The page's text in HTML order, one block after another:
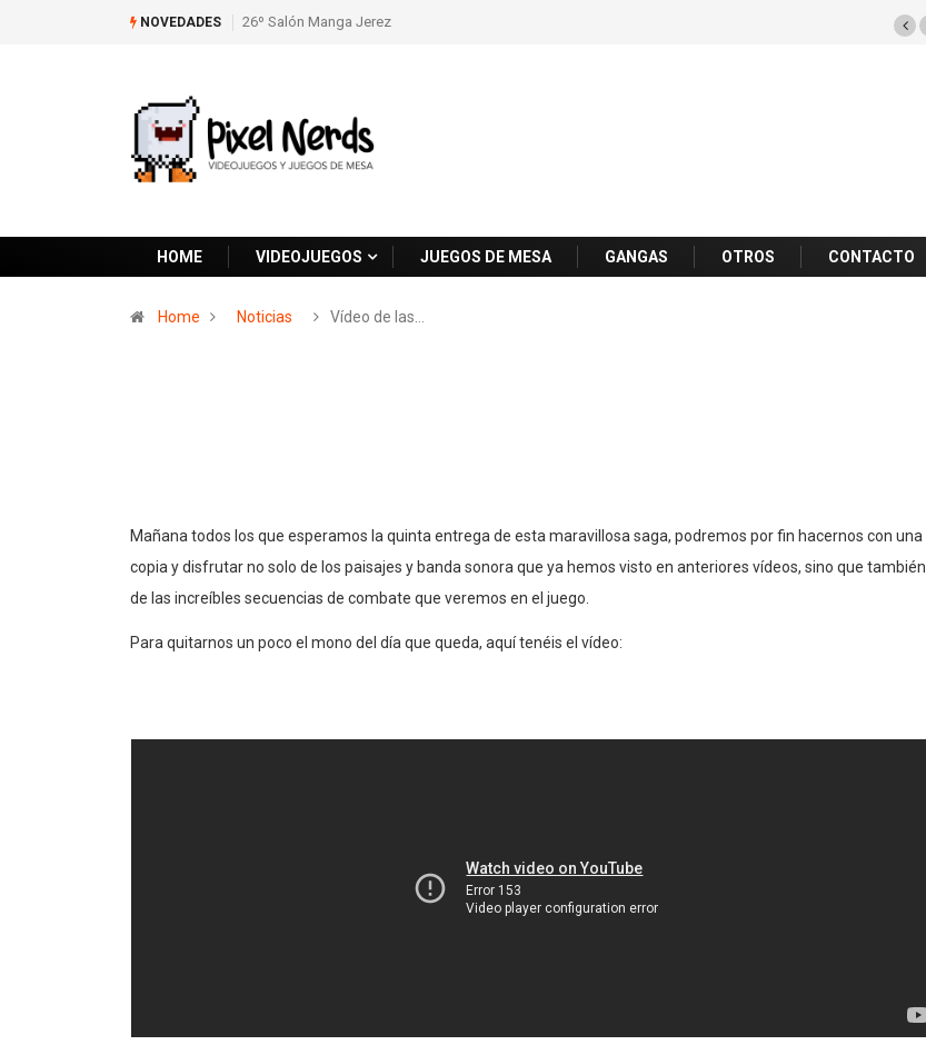
NOVEDADES 26º Salón Manga Jerez
HOME VIDEOJUEGOS JUEGOS DE MESA GANGAS OTROS CONTACTO
Home Noticias Vídeo de las…
Mañana todos los que esperamos la quinta entrega de esta maravillosa saga, podremos por fin hacernos con una
copia y disfrutar no solo de los paisajes y banda sonora que ya hemos visto en anteriores vídeos, sino que también
de las increíbles secuencias de combate que veremos en el juego.
Para quitarnos un poco el mono del día que queda, aquí tenéis el vídeo: